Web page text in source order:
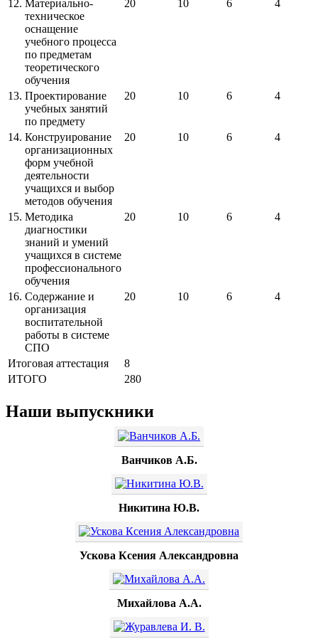
12. Материально-
техническое
оснащение
учебного процесса
по предметам
теоретического
обучения
20 10 6 4
13. Проектирование
учебных занятий
по предмету
20 10 6 4
14. Конструирование
организационных
форм учебной
деятельности
учащихся и выбор
методов обучения
20 10 6 4
15. Методика
диагностики
знаний и умений
учащихся в системе
профессионального
обучения
20 10 6 4
16. Содержание и
организация
воспитательной
работы в системе
СПО
20 10 6 4
Итоговая аттестация
8
ИТОГО
280
Наши выпускники
Ванчиков А.Б.
Никитина Ю.В.
Ускова Ксения Александровна
Михайлова А.А.